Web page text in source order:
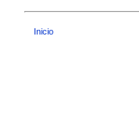
Inicio